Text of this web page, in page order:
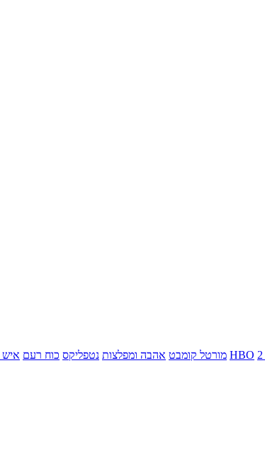
HBO מורטל קומבט אהבה ומפלצות נטפליקס כוח רעם איש